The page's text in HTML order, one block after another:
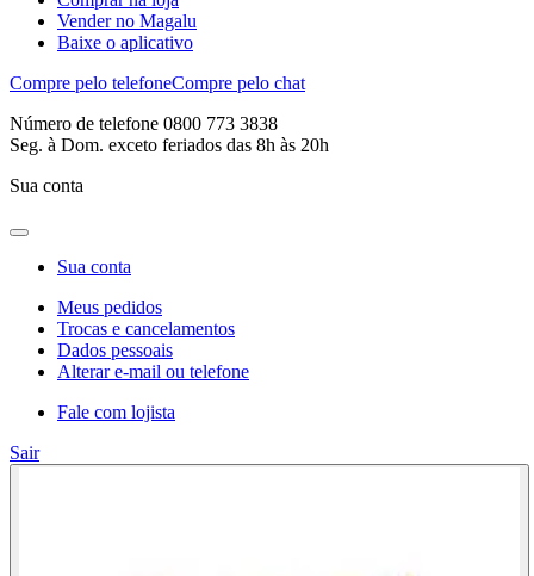
Vender no Magalu
Baixe o aplicativo
Compre pelo telefoneCompre pelo chat
Número de telefone 0800 773 3838
Seg. à Dom. exceto feriados das 8h às 20h
Sua conta
Sua conta
Meus pedidos
Trocas e cancelamentos
Dados pessoais
Alterar e-mail ou telefone
Fale com lojista
Sair